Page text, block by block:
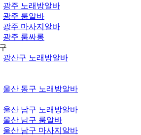
광주 노래방알바
광주 룸알바
광주 마사지알바
광주 룸싸롱
광산구 노래방알바
울산 동구 노래방알바
울산 남구 노래방알바
울산 남구 룸알바
울산 남구 마사지알바